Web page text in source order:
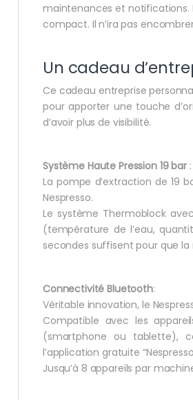
maintenances et notifications.
compact. Il n’ira pas
Un cadeau
Ce cadeau entreprise
pour apporter une touche
d’avoir plus de visibilité.
Système Haute Pression 19 bar:
La pompe d’extraction de 19
Nespresso.
Le système Thermoblock
(température de l’eau,
secondes suffisent pour que
Connectivité Bluetooth:
Véritable innovation, le
Compatible avec les
(smartphone ou tablette),
l’application gratuite
Jusqu’à 8 appareils par